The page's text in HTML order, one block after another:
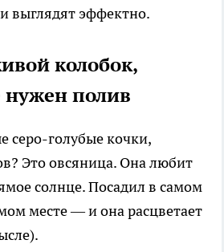
выглядят эффектно.
колобок,
нужен полив
серо-голубые кочки,
Это овсяница. Она любит
солнце. Посадил в самом
месте — и она расцветает